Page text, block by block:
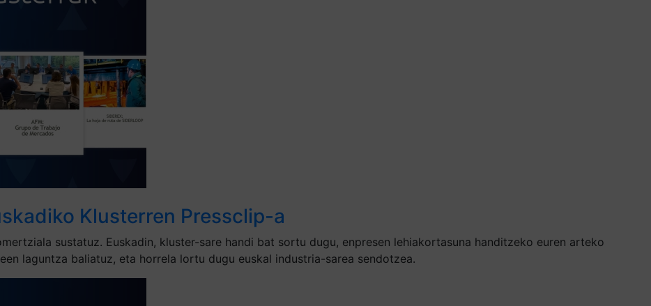
Klusterren Pressclip-a
sustatuz. Euskadin, kluster-sare handi bat sortu dugu, enpresen lehiakortasuna handitzeko euren arteko
laguntza baliatuz, eta horrela lortu dugu euskal industria-sarea sendotzea.